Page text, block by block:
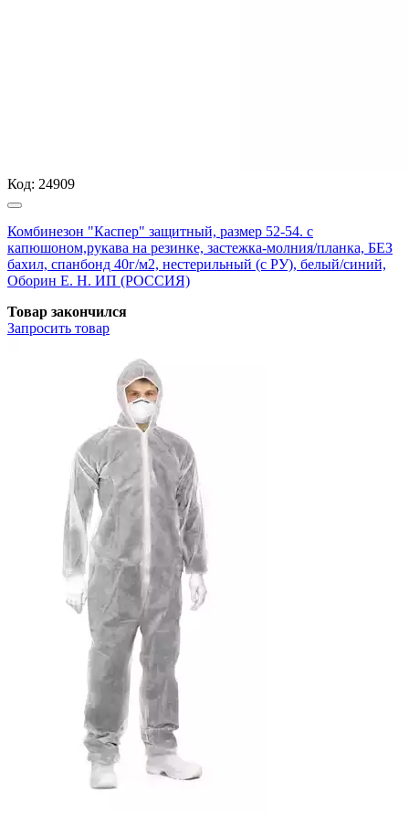
Код: 24909
Комбинезон "Каспер" защитный, размер 52-54. с
капюшоном,рукава на резинке, застежка-молния/планка, БЕЗ
бахил, спанбонд 40г/м2, нестерильный (с РУ), белый/синий,
Оборин Е. Н. ИП (РОССИЯ)
Товар закончился
Запросить товар